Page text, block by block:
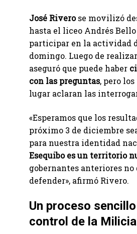
José Riverose movilizó
hasta el liceo Andrés Bello
participar en la actividad
domingo. Luego de
aseguró que puede haber
con las preguntas, pero
lugar aclaran las
«Esperamos que los
próximo 3 de diciembre
para nuestra identidad
Esequibo es un territorio
gobernantes anteriores
defender», afirmó Rivero.
Un proceso sencillo
control de la Milicia